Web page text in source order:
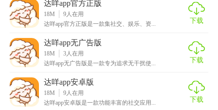
4. 一键分享：支持将精彩内容一键分享至各大社交平台，扩
大影响力。
【达咩app官方版内容】
1. 社交圈子：包含多个兴趣小组和话题讨论区，用户可根据
兴趣加入，参与讨论。
2. 生活服务：涵盖购物、餐饮、出行、票务等多个领域，提
达咩app官方正版
18M 9人在用
达咩app官方正版是一款集社交、娱乐、资...
下载
达咩app无广告版
18M 3人在用
达咩app无广告版是一款专为追求无干扰使...
下载
达咩app安卓版
18M 9人在用
达咩app安卓版是一款功能丰富的社交应用...
下载